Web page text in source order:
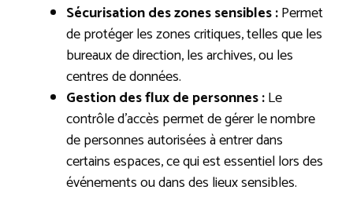
Sécurisation des zones sensibles :Permet
de protéger les zones critiques, telles que les
bureaux de direction, les archives, ou les
centres de données.
Gestion des flux de personnes :Le
contrôle d’accès permet de gérer le nombre
de personnes autorisées à entrer dans
certains espaces, ce qui est essentiel lors des
événements ou dans des lieux sensibles.